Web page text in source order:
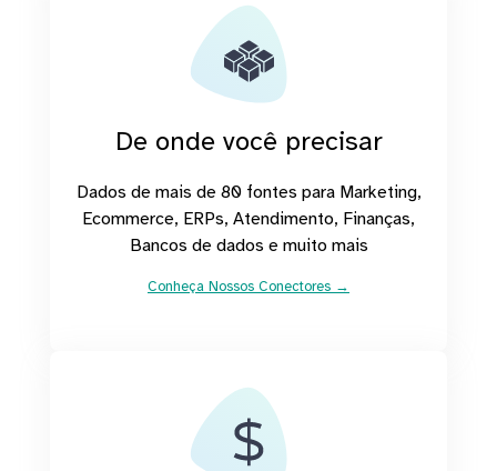
De onde você precisar
Dados de mais de 80 fontes para Marketing,
Ecommerce, ERPs, Atendimento, Finanças,
Bancos de dados e muito mais
Conheça Nossos Conectores →